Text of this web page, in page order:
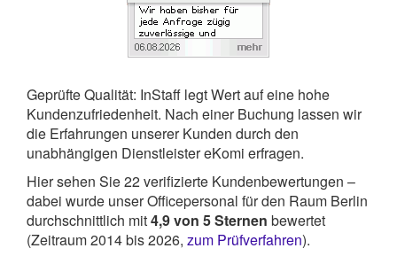
Geprüfte Qualität: InStaff legt Wert auf eine hohe
Kundenzufriedenheit. Nach einer Buchung lassen wir
die Erfahrungen unserer Kunden durch den
unabhängigen Dienstleister eKomi erfragen.
Hier sehen Sie22verifizierte Kundenbewertungen –
dabei wurde unser Officepersonal für den Raum Berlin
durchschnittlich mit4,9von 5Sternen bewertet
(Zeitraum 2014 bis 2026, zum Prüfverfahren).